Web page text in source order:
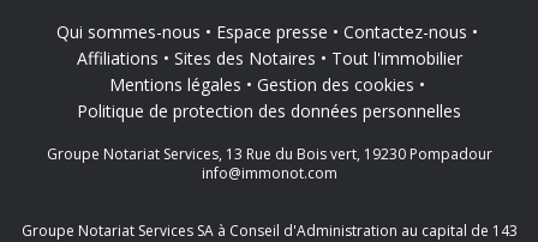
Qui sommes-nous Espace presse
Contactez-nous
Affiliations
Sites des Notaires
Tout l'immobilier
Mentions légales
Gestion des cookies
Politique de protection des données personnelles
Groupe Notariat Services, 13 Rue du Bois vert, 19230 Pompadour
info@immonot.com
Groupe Notariat Services SA à Conseil d'Administration au capital de 143